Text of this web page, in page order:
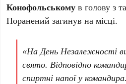
Конофольському в голову з
Поранений загинув на місці.
«На День Незалежності
свято. Відповідно
спиртні напої у